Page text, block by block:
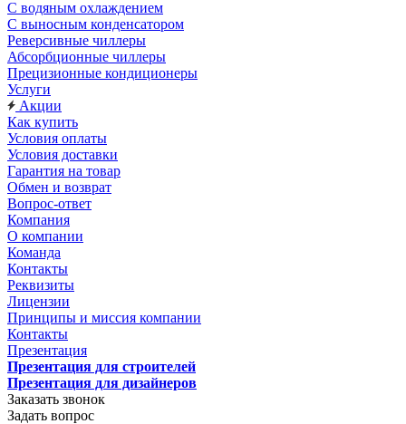
С водяным охлаждением
С выносным конденсатором
Реверсивные чиллеры
Абсорбционные чиллеры
Прецизионные кондиционеры
Услуги
Акции
Как купить
Условия оплаты
Условия доставки
Гарантия на товар
Обмен и возврат
Вопрос-ответ
Компания
О компании
Команда
Контакты
Реквизиты
Лицензии
Принципы и миссия компании
Контакты
Презентация
Презентация для строителей
Презентация для дизайнеров
Заказать звонок
Задать вопрос